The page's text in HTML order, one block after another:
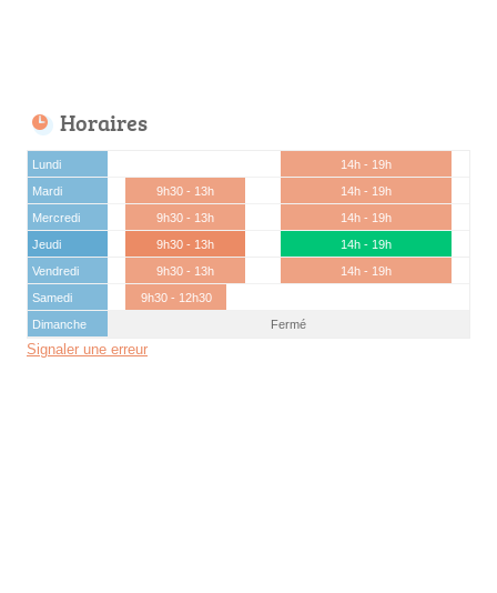
Horaires
Lundi
14h - 19h
Mardi
9h30 - 13h
14h - 19h
Mercredi
9h30 - 13h
14h - 19h
Jeudi
9h30 - 13h
14h - 19h
Vendredi
9h30 - 13h
14h - 19h
Samedi
9h30 - 12h30
Dimanche
Fermé
Signaler une erreur